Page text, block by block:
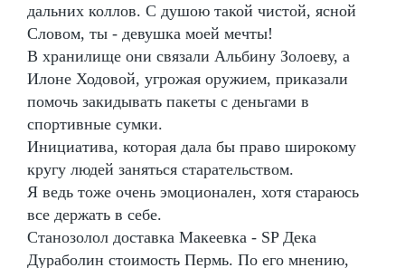
дальних коллов. С душою такой чистой, ясной
Словом, ты - девушка моей мечты!
В хранилище они связали Альбину Золоеву, а
Илоне Ходовой, угрожая оружием, приказали
помочь закидывать пакеты с деньгами в
спортивные сумки.
Инициатива, которая дала бы право широкому
кругу людей заняться старательством.
Я ведь тоже очень эмоционален, хотя стараюсь
все держать в себе.
Станозолол доставка Макеевка - SP Дека
Дураболин стоимость Пермь. По его мнению,